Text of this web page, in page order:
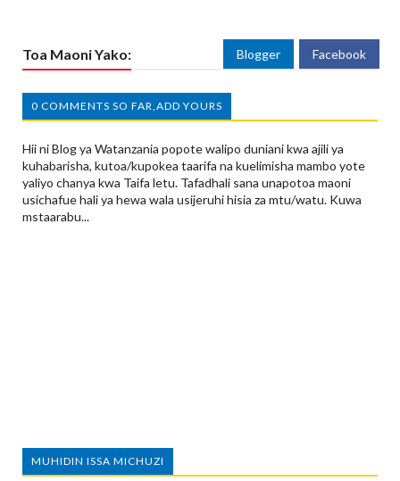
Toa Maoni Yako: Blogger Facebook
0 COMMENTS SO FAR,ADD YOURS
Hii ni Blog ya Watanzania popote walipo duniani kwa ajili ya
kuhabarisha, kutoa/kupokea taarifa na kuelimisha mambo yote
yaliyo chanya kwa Taifa letu. Tafadhali sana unapotoa maoni
usichafue hali ya hewa wala usijeruhi hisia za mtu/watu. Kuwa
mstaarabu...
MUHIDIN ISSA MICHUZI